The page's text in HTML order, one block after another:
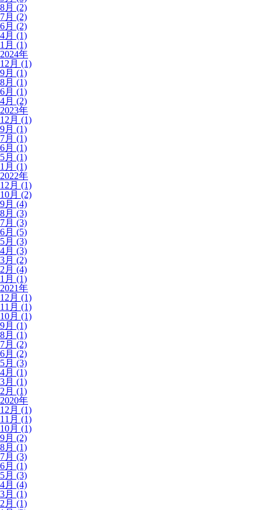
8月 (2)
7月 (2)
6月 (2)
4月 (1)
1月 (1)
2024年
12月 (1)
9月 (1)
8月 (1)
6月 (1)
4月 (2)
2023年
12月 (1)
9月 (1)
7月 (1)
6月 (1)
5月 (1)
1月 (1)
2022年
12月 (1)
10月 (2)
9月 (4)
8月 (3)
7月 (3)
6月 (5)
5月 (3)
4月 (3)
3月 (2)
2月 (4)
1月 (1)
2021年
12月 (1)
11月 (1)
10月 (1)
9月 (1)
8月 (1)
7月 (2)
6月 (2)
5月 (3)
4月 (1)
3月 (1)
2月 (1)
2020年
12月 (1)
11月 (1)
10月 (1)
9月 (2)
8月 (1)
7月 (3)
6月 (1)
5月 (3)
4月 (4)
3月 (1)
2月 (1)